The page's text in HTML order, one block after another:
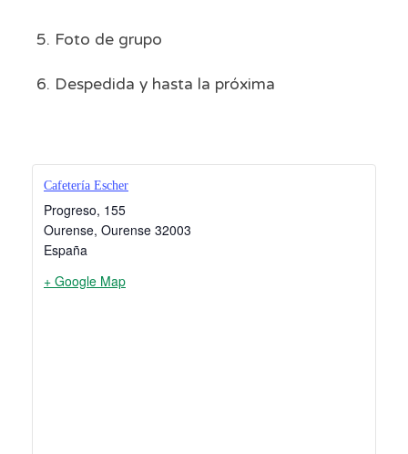
5. Foto de grupo
6. Despedida y hasta la próxima
Cafetería Escher
Progreso, 155
Ourense, Ourense 32003
España
+ Google Map